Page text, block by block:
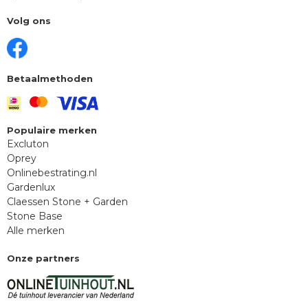
Volg ons
Betaalmethoden
Populaire merken
Excluton
Oprey
Onlinebestrating.nl
Gardenlux
Claessen Stone + Garden
Stone Base
Alle merken
Onze partners